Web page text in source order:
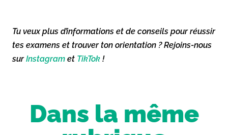
Tu veux plus d’informations et de conseils pour réussir
tes examens et trouver ton orientation ? Rejoins-nous
surInstagram et TikTok !
Dans la même